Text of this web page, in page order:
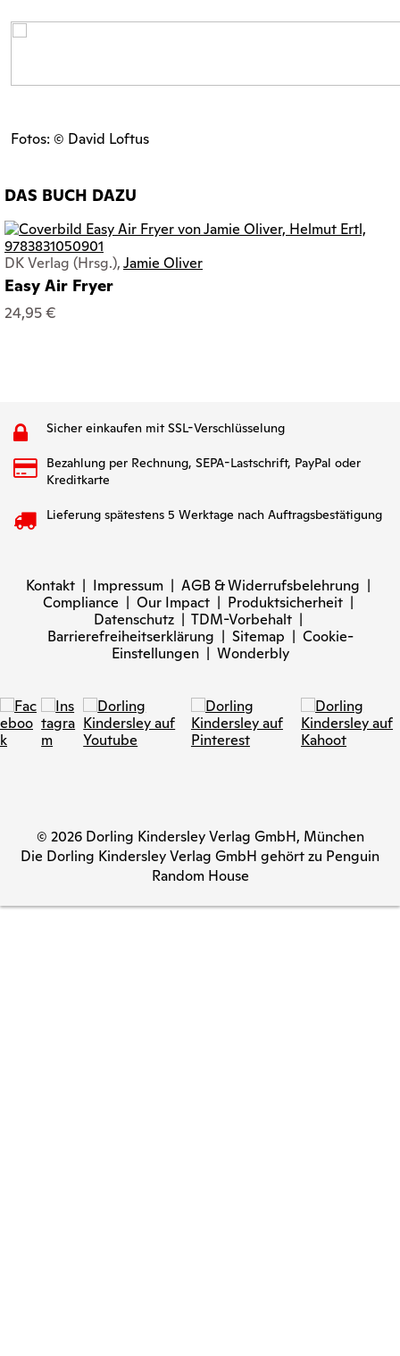
Fotos: © David Loftus
DAS BUCH DAZU
DK Verlag (Hrsg.),Jamie Oliver
Easy Air Fryer
24,95 €
Sicher einkaufen mit SSL-Verschlüsselung
Bezahlung per Rechnung, SEPA-Lastschrift, PayPal oder
Kreditkarte
Lieferung spätestens 5 Werktage nach Auftragsbestätigung
Kontakt | Impressum | AGB & Widerrufsbelehrung |
Compliance | Our Impact | Produktsicherheit |
Datenschutz | TDM-Vorbehalt |
Barrierefreiheitserklärung | Sitemap | Cookie-
Einstellungen| Wonderbly
© 2026 Dorling Kindersley Verlag GmbH, München
Die Dorling Kindersley Verlag GmbH gehört zu Penguin
Random House